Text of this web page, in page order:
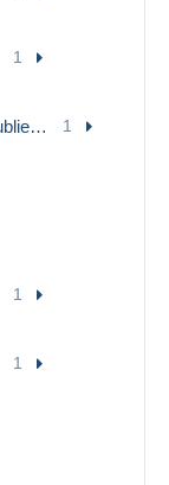
1
1964-1971 Democratische Republiek Congo 1
1
1